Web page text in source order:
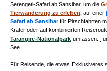
Serengeti-Safari ab Sansibar, um die
Tierwanderung zu erleben, auf einer
Safari ab Sansibarfür Pirschfahrten
Krater oder auf kombinierten
Tarangire-Nationalpark umfassen.
See.
Für Reisende, die etwas Exklusiveres